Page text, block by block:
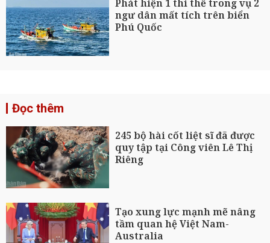
Phát hiện 1 thi thể trong vụ 2
ngư dân mất tích trên biển
Phú Quốc
Đọc thêm
245 bộ hài cốt liệt sĩ đã được
quy tập tại Công viên Lê Thị
Riêng
Tạo xung lực mạnh mẽ nâng
tầm quan hệ Việt Nam-
Australia